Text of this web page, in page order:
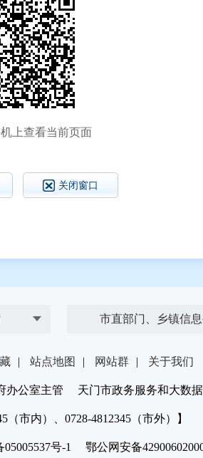
上查看当前页面
关闭窗口
市直部门、乡镇信
| 站点地图 | 网站群 | 关于我们
公室主管 天门市政务服务和大数
市内）、0728-4812345（市外）】
号-1 鄂公网安备